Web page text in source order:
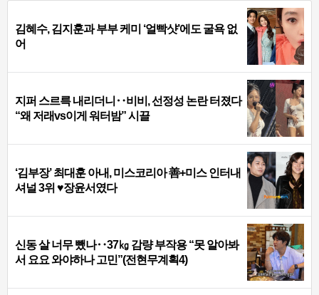
김혜수, 김지훈과 부부 케미 ‘얼빡샷’에도 굴욕 없
어
지퍼 스르륵 내리더니‥비비, 선정성 논란 터졌다
“왜 저래vs이게 워터밤” 시끌
‘김부장’ 최대훈 아내, 미스코리아 善+미스 인터내
셔널 3위 ♥장윤서였다
신동 살 너무 뺐나‥37㎏ 감량 부작용 “못 알아봐
서 요요 와야하나 고민”(전현무계획4)